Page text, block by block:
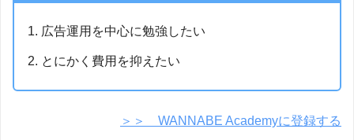
広告運用を中心に勉強したい
とにかく費用を抑えたい
＞＞ WANNABE Academyに登録する